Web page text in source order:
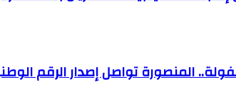
المنصورة تواصل إصدار الرقم الوطني